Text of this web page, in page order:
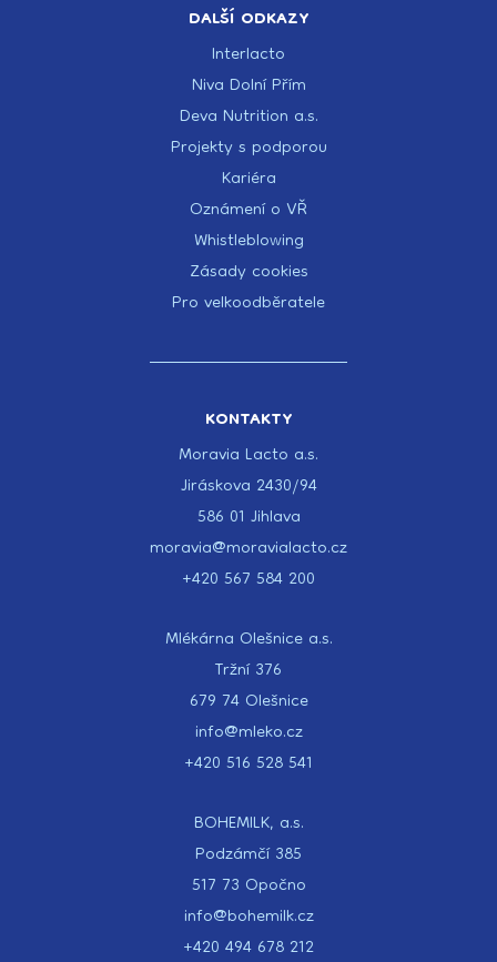
DALŠÍ ODKAZY
Interlacto
Niva Dolní Přím
Deva Nutrition a.s.
Projekty s podporou
Kariéra
Oznámení o VŘ
Whistleblowing
Zásady cookies
Pro velkoodběratele
KONTAKTY
Moravia Lacto a.s.
Jiráskova 2430/94
586 01 Jihlava
moravia@moravialacto.cz
+420 567 584 200
Mlékárna Olešnice a.s.
Tržní 376
679 74 Olešnice
info@mleko.cz
+420 516 528 541
BOHEMILK, a.s.
Podzámčí 385
517 73 Opočno
info@bohemilk.cz
+420 494 678 212